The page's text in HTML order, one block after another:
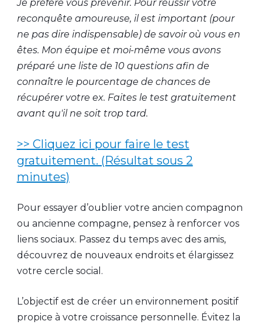
Je préfère vous prévenir. Pour réussir votre
reconquête amoureuse, il est important (pour
ne pas dire indispensable) de savoir où vous en
êtes. Mon équipe et moi-même vous avons
préparé une liste de 10 questions afin de
connaître le pourcentage de chances de
récupérer votre ex. Faites le test gratuitement
avant qu'il ne soit trop tard.
>> Cliquez ici pour faire le test
gratuitement. (Résultat sous 2
minutes)
Pour essayer d’oublier votre ancien compagnon
ou ancienne compagne, pensez à renforcer vos
liens sociaux. Passez du temps avec des amis,
découvrez de nouveaux endroits et élargissez
votre cercle social.
L’objectif est de créer un environnement positif
propice à votre croissance personnelle. Évitez la